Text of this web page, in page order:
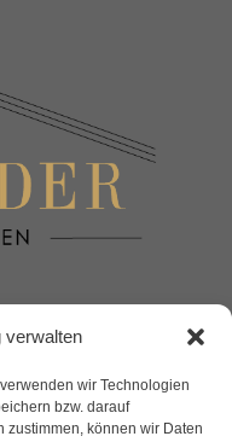
verwalten
wir Technologien
bzw. darauf
zustimmen, können wir Daten